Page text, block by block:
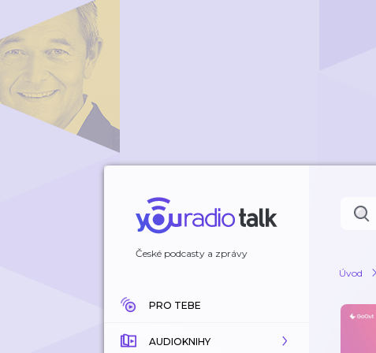
České podcasty a zprávy
PRO TEBE
AUDIOKNIHY
Úvod